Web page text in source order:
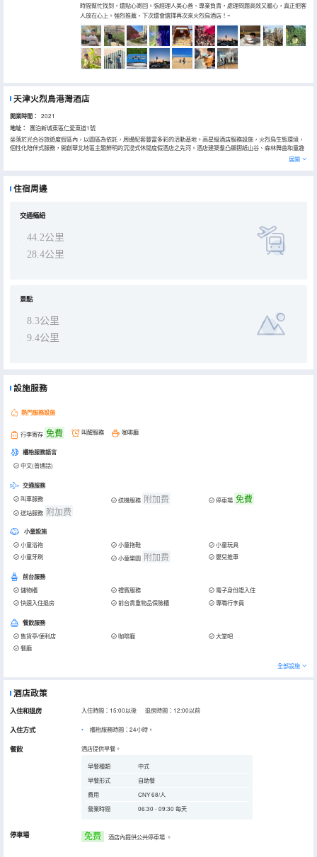
時間幫忙找到，還貼心寄回。張經理人美心善、專業負責，處理問題高效又暖心，真正把客
人放在心上。強烈推薦，下次還會選擇再次來火烈鳥酒店！~
天津火烈鳥港灣酒店
開業時間： 2021
地址：
團泊新城東區仁愛東道1號
坐落於光合谷旅遊度假區內，以園區為依託，周邊配套豐富多彩的活動基地。高星級酒店服務設施，火烈鳥生態環境，
個性化陪伴式服務，開創華北地區主題鮮明的沉浸式休閒度假酒店之先河。酒店建築羣凸顯摺紙山谷、森林舞曲和童趣
夢境的設計理念 酒店建築羣有火烈鳥港灣酒店、火烈鳥樂寵主題酒店、萌寵樂園組成。天津火烈鳥港灣酒店主體建築地
展開
住宿周邊
交通樞紐
44.2公里
28.4公里
景點
8.3公里
9.4公里
設施服務
熱門服務設施
行李寄存 免費 叫醒服務 咖啡廳
櫃枱服務語言
中文(普通話)
交通服務
叫車服務 送機服務 附加费 停車場 免費
送站服務 附加费
小童設施
小童浴袍 小童拖鞋
小童玩具
小童牙刷
小童樂園 附加费 嬰兒推車
前台服務
儲物櫃 禮賓服務
電子身份證入住
快速入住退房
前台貴重物品保險櫃 專職行李員
餐飲服務
售貨亭/便利店 咖啡廳
大堂吧
餐廳
全部設施
酒店政策
入住和退房 入住時間：15:00以後 退房時間：12:00以前
入住方式 櫃枱服務時間：24小時。
餐飲 酒店提供早餐。
早餐種類
中式
早餐形式
自助餐
費用
CNY 68/人
營業時間
06:30 - 09:30 每天
停車場 免费 酒店內提供公共停車場 。